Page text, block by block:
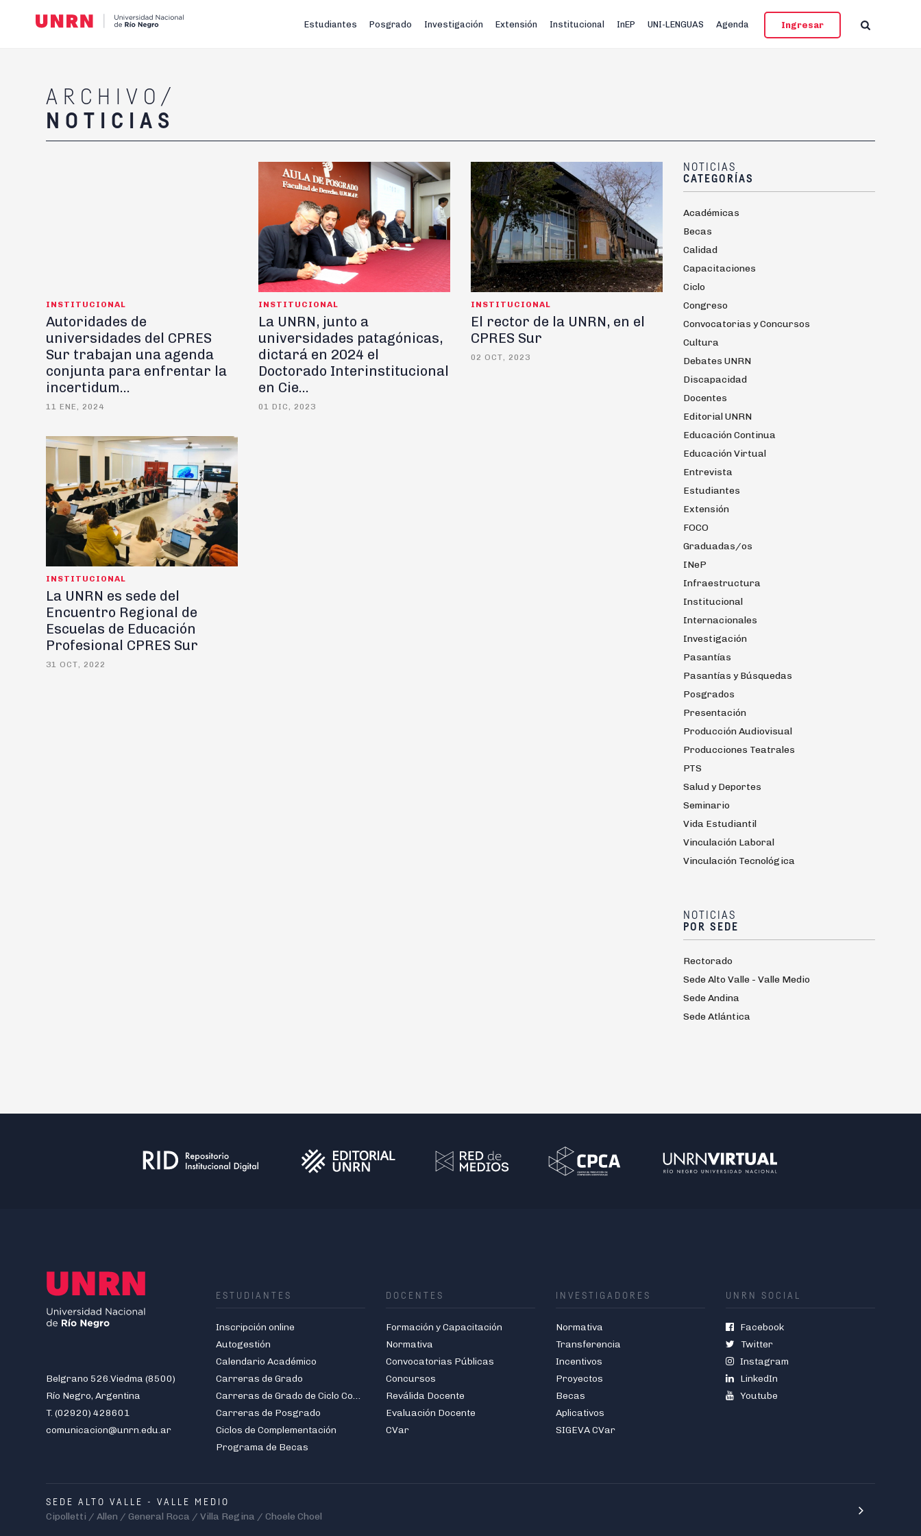
Estudiantes Posgrado Investigación Extensión Institucional InEP UNI-LENGUAS Agenda Ingresar
ARCHIVO/
NOTICIAS
INSTITUCIONAL
Autoridades de
universidades del CPRES
Sur trabajan una agenda
conjunta para enfrentar la
incertidum...
11 ENE, 2024
INSTITUCIONAL
La UNRN, junto a
universidades patagónicas,
dictará en 2024 el
Doctorado Interinstitucional
en Cie...
01 DIC, 2023
INSTITUCIONAL
El rector de la UNRN, en el
CPRES Sur
02 OCT, 2023
INSTITUCIONAL
La UNRN es sede del
Encuentro Regional de
Escuelas de Educación
Profesional CPRES Sur
31 OCT, 2022
NOTICIAS
CATEGORÍAS
Académicas
Becas
Calidad
Capacitaciones
Ciclo
Congreso
Convocatorias y Concursos
Cultura
Debates UNRN
Discapacidad
Docentes
Editorial UNRN
Educación Continua
Educación Virtual
Entrevista
Estudiantes
Extensión
FOCO
Graduadas/os
INeP
Infraestructura
Institucional
Internacionales
Investigación
Pasantías
Pasantías y Búsquedas
Posgrados
Presentación
Producción Audiovisual
Producciones Teatrales
PTS
Salud y Deportes
Seminario
Vida Estudiantil
Vinculación Laboral
Vinculación Tecnológica
NOTICIAS
POR SEDE
Rectorado
Sede Alto Valle - Valle Medio
Sede Andina
Sede Atlántica
Belgrano 526.Viedma (8500)
Río Negro, Argentina
T. (02920) 428601
comunicacion@unrn.edu.ar
ESTUDIANTES
Inscripción online
Autogestión
Calendario Académico
Carreras de Grado
Carreras de Grado de Ciclo Corto
Carreras de Posgrado
Ciclos de Complementación
Programa de Becas
DOCENTES
Formación y Capacitación
Normativa
Convocatorias Públicas
Concursos
Reválida Docente
Evaluación Docente
CVar
INVESTIGADORES
Normativa
Transferencia
Incentivos
Proyectos
Becas
Aplicativos
SIGEVA CVar
UNRN SOCIAL
Facebook
Twitter
Instagram
LinkedIn
Youtube
SEDE ALTO VALLE - VALLE MEDIO
Cipolletti / Allen / General Roca / Villa Regina / Choele Choel